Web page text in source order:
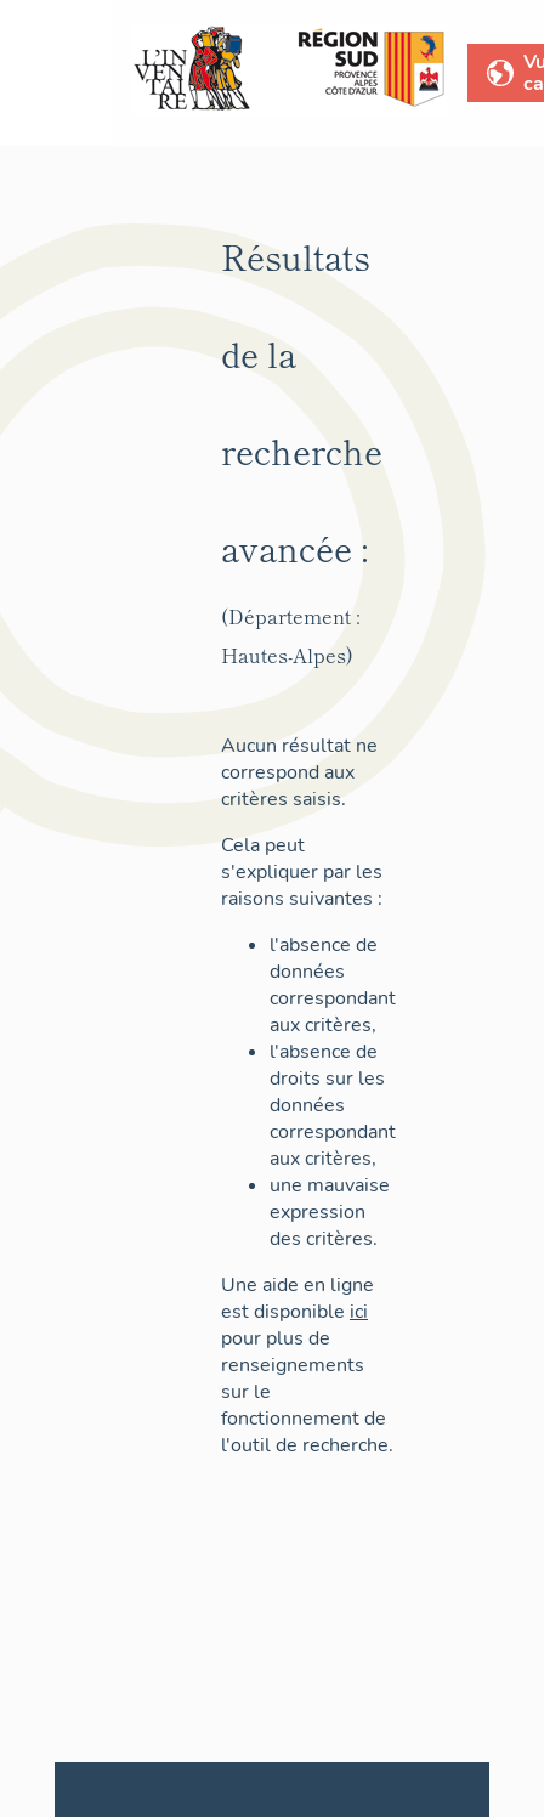
Résultats
de la
recherche
avancée :
(Département :
Hautes-Alpes)
Aucun résultat ne
correspond aux
critères saisis.
Cela peut
s'expliquer par les
raisons suivantes :
l'absence de
données
correspondant
aux critères,
l'absence de
droits sur les
données
correspondant
aux critères,
une mauvaise
expression
des critères.
Une aide en ligne
est disponible ici
pour plus de
renseignements
sur le
fonctionnement de
l'outil de recherche.